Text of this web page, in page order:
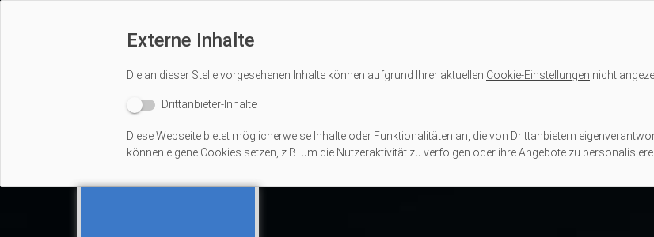
Externe Inhalte
Die an dieser Stelle vorgesehenen Inhalte können aufgrund Ihrer aktuellen Cookie-Einstellungen nicht
Drittanbieter-Inhalte
Diese Webseite bietet möglicherweise Inhalte oder Funktionalitäten an, die von Drittanbietern
können eigene Cookies setzen, z.B. um die Nutzeraktivität zu verfolgen oder ihre Angebote zu